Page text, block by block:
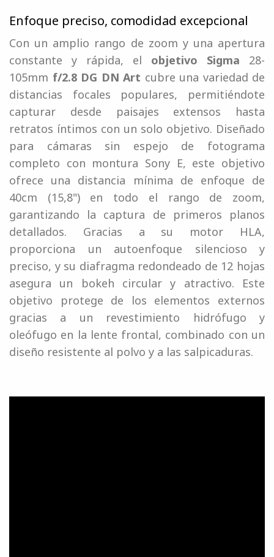
Enfoque preciso, comodidad excepcional
Con un amplio rango de zoom y una apertura
constante y rápida, el objetivo Sigma 28-
105mm f/2.8 DG DN Art cubre una variedad de
distancias focales populares, permitiéndote
capturar desde paisajes extensos hasta
retratos íntimos con un solo objetivo. Diseñado
para cámaras sin espejo de fotograma
completo con montura Sony E, este objetivo
ofrece una distancia mínima de enfoque de
40cm (15,8") en todo el rango de zoom,
garantizando la captura de primeros planos
detallados. Gracias a su motor HLA,
proporciona un autoenfoque silencioso y
preciso, y su diafragma redondeado de 12 hojas
asegura un bokeh circular y atractivo. Este
objetivo protege de los elementos externos
gracias a un revestimiento hidrófugo y
oleófugo en la lente frontal, combinado con un
diseño resistente al polvo y a las salpicaduras.